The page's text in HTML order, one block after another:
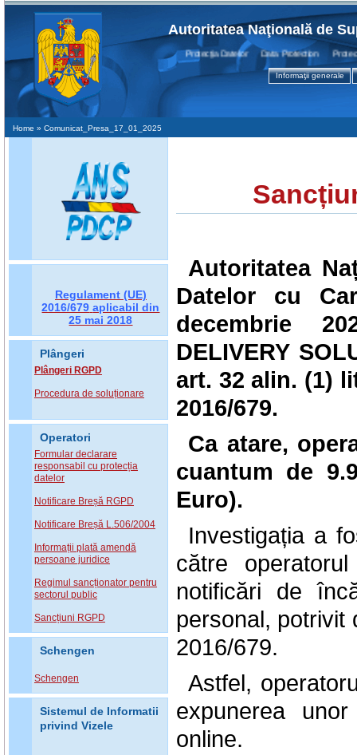
Autoritatea Naţională de
Protecţia Datelor Data Protection Protection
Informaţii generale
Home » Comunicat_Presa_17_01_2025
Regulament (UE)
2016/679 aplicabil din
25 mai 2018
Plângeri
Plângeri RGPD
Procedura de soluționare
Operatori
Formular declarare
responsabil cu protecția
datelor
Notificare Breșă RGPD
Notificare Breșă L.506/2004
Informații plată amendă
persoane juridice
Regimul sancționator pentru
sectorul public
Sancțiuni RGPD
Schengen
Schengen
Sistemul de Informatii
privind Vizele
Autoritatea
Datelor cu
decembrie
DELIVERY
art. 32 alin. (1)
2016/679.
Ca atare,
cuantum de
Euro).
Investigația a
către
notificări de
personal, potrivit
2016/679.
Astfel,
expunerea
online.